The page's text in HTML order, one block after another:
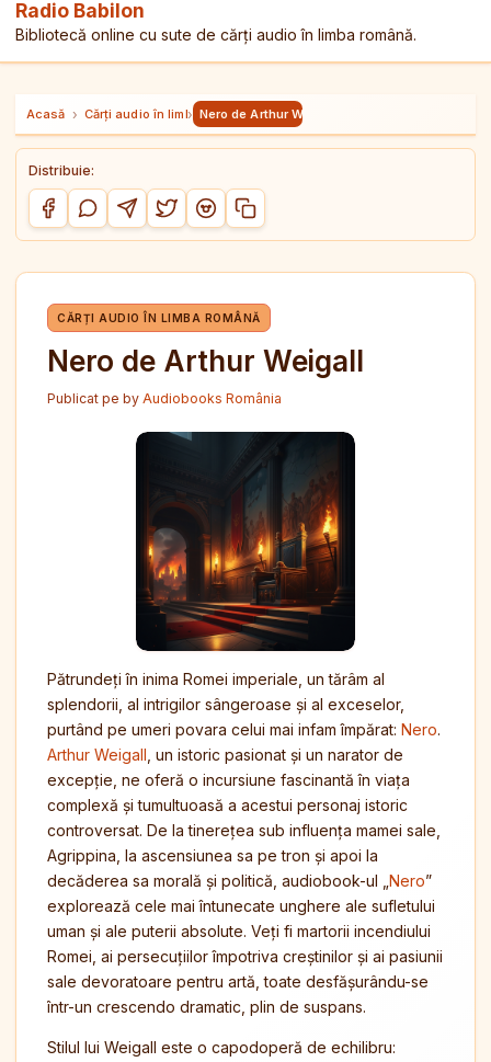
Radio Babilon
Bibliotecă online cu sute de cărți audio în limba română.
Acasă › Cărți audio în limba română
› Nero de Arthur Weigall
Distribuie:
Distribuie pe Facebook
Distribuie pe WhatsApp
Distribuie pe Telegram
Distribuie pe Twitter/X
Distribuie pe Reddit
Copiază link-ul
CĂRȚI AUDIO ÎN LIMBA ROMÂNĂ
Nero de Arthur Weigall
Publicat pe by Audiobooks România
Pătrundeți în inima Romei imperiale, un tărâm al
splendorii, al intrigilor sângeroase și al exceselor,
purtând pe umeri povara celui mai infam împărat: Nero.
Arthur Weigall , un istoric pasionat și un narator de
excepție, ne oferă o incursiune fascinantă în viața
complexă și tumultuoasă a acestui personaj istoric
controversat. De la tinerețea sub influența mamei sale,
Agrippina, la ascensiunea sa pe tron și apoi la
decăderea sa morală și politică, audiobook-ul „ Nero”
explorează cele mai întunecate unghere ale sufletului
uman și ale puterii absolute. Veți fi martorii incendiului
Romei, ai persecuțiilor împotriva creștinilor și ai pasiunii
sale devoratoare pentru artă, toate desfășurându-se
într-un crescendo dramatic, plin de suspans.
Stilul lui Weigall este o capodoperă de echilibru: